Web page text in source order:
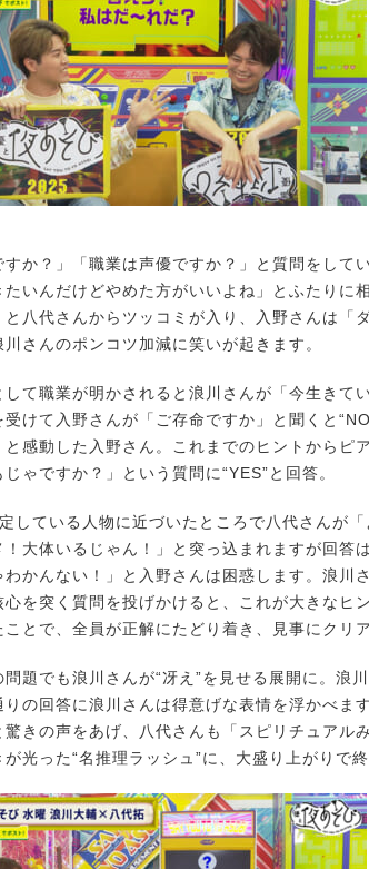
か？」「職業は声優ですか？」と質問をして
いんだけどやめた方がいいよね」とふたりに
と八代さんからツッコミが入り、入野さんは「
川さんのポンコツ加減に笑いが起きます。
て職業が明かされると浪川さんが「今生きて
受けて入野さんが「ご存命ですか」と聞くと
と感動した入野さん。これまでのヒントからピ
ゃですか？」という質問に“YES”と回答。
している人物に近づいたところで八代さんが「
！大体いるじゃん！」と突っ込まれますが回答
わかんない！」と入野さんは困惑します。浪川
心を突く質問を投げかけると、これが大きなヒ
ことで、全員が正解にたどり着き、見事にクリ
題でも浪川さんが“冴え”を見せる展開に。浪
りの回答に浪川さんは得意げな表情を浮かべま
驚きの声をあげ、八代さんも「スピリチュアル
光った“名推理ラッシュ”に、大盛り上がりで終